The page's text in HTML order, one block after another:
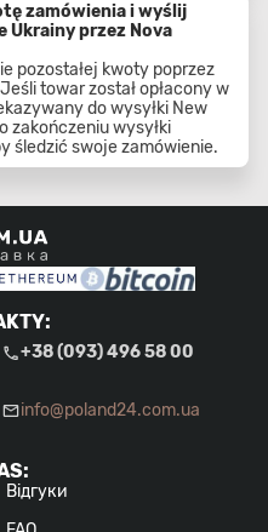
zamówienia i wyślij
Ukrainy przez Nova
pozostałej kwoty poprzez
towar został opłacony w
do wysyłki New
zakończeniu wysyłki
śledzić swoje zamówienie.
:
Відгуки
:
+38 (093) 496 58 00
info@poland24.com.ua